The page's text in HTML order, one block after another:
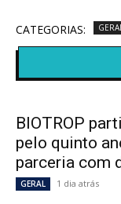
CATEGORIAS:
BIOTROP
pelo quinto
parceria com
GERAL 1 dia atrás